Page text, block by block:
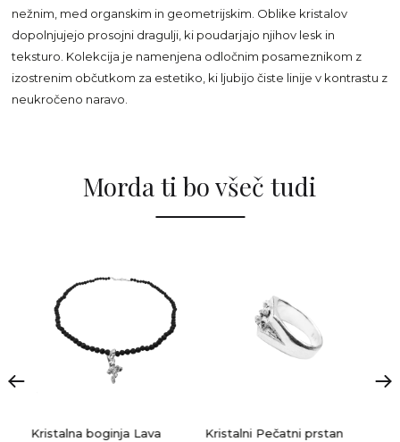
nežnim, med organskim in geometrijskim. Oblike kristalov
dopolnjujejo prosojni dragulji, ki poudarjajo njihov lesk in
teksturo. Kolekcija je namenjena odločnim posameznikom z
izostrenim občutkom za estetiko, ki ljubijo čiste linije v kontrastu z
neukročeno naravo.
Morda ti bo všeč tudi
Kristalna boginja Lava
Kristalni Pečatni prstan